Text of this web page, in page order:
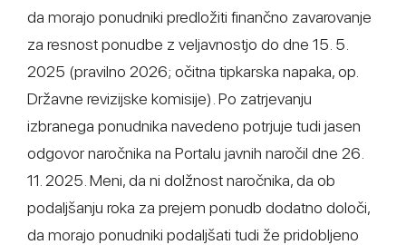
da morajo ponudniki predložiti finančno zavarovanje
za resnost ponudbe z veljavnostjo do dne 15. 5.
2025 (pravilno 2026; očitna tipkarska napaka, op.
Državne revizijske komisije). Po zatrjevanju
izbranega ponudnika navedeno potrjuje tudi jasen
odgovor naročnika na Portalu javnih naročil dne 26.
11. 2025. Meni, da ni dolžnost naročnika, da ob
podaljšanju roka za prejem ponudb dodatno določi,
da morajo ponudniki podaljšati tudi že pridobljeno